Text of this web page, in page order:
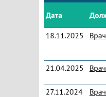
Дата
18.11.2025
21.04.2025
27.11.2024